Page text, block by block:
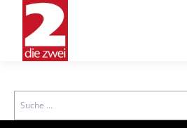
Search